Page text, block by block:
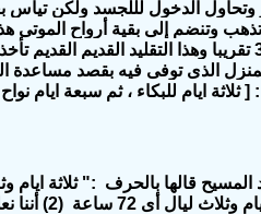
وتحاول الدخول لللجسد ولكن تيأس
وتنضم إلى بقية أرواح الموتى هذا
سنة 200 م تقريبا وكذلك رابى "ليفى" سنة 300 تقريبا وهذا
الذى توفى فيه بقصد مساعدة
ثلاثة ايام للبكاء ، ثم سبعة ايام
قالها بالحرف :" ثلاثة ايام
وهى (1) الإنجيل